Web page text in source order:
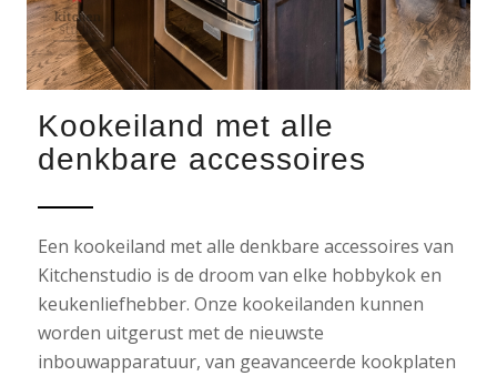
Kookeiland met alle
denkbare accessoires
Een kookeiland met alle denkbare accessoires van
Kitchenstudio is de droom van elke hobbykok en
keukenliefhebber. Onze kookeilanden kunnen
worden uitgerust met de nieuwste
inbouwapparatuur, van geavanceerde kookplaten